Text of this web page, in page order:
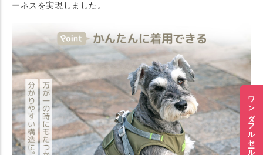
ーネスを実現しました。
ワンダフルセール